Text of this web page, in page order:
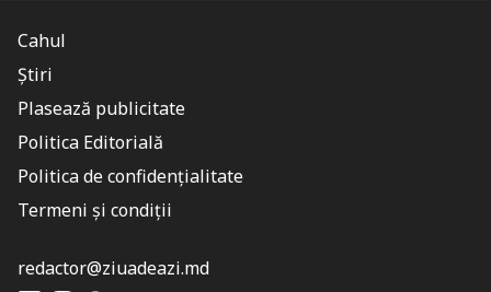
Cahul
Știri
Plasează publicitate
Politica Editorială
Politica de confidențialitate
Termeni și condiții
redactor@ziuadeazi.md